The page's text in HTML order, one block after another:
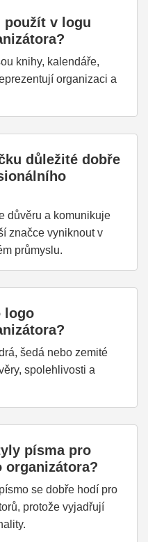
použít v logu
knihy, kalendáře,
organizaci a
důležité dobře
důvěru a komunikuje
značce vyniknout v
průmyslu.
logo
šedá nebo zemité
spolehlivosti a
písma pro
organizátora?
se dobře hodí pro
protože vyjadřují